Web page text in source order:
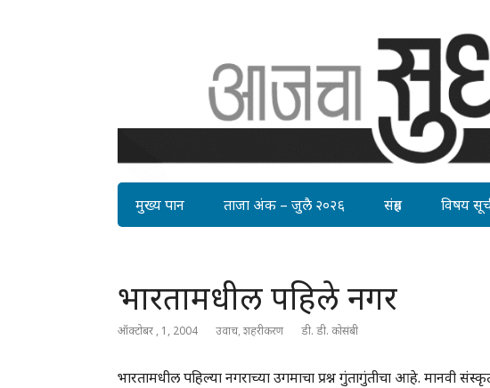
मुख्य पान ताजा अंक – जुलै २०२६ संग्रह विषय
भारतामधील पहिले नगर
ऑक्टोबर , 1, 2004 उवाच, शहरीकरण डी. डी. कोसंबी
भारतामधील पहिल्या नगराच्या उगमाचा प्रश्न गुंतागुंतीचा आहे. मानवी